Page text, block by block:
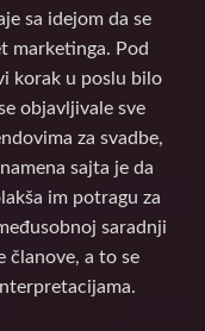
sa idejom da se
marketinga. Pod
korak u poslu bilo
objavljivale sve
za svadbe,
sajta je da
im potragu za
saradnji
članove, a to se